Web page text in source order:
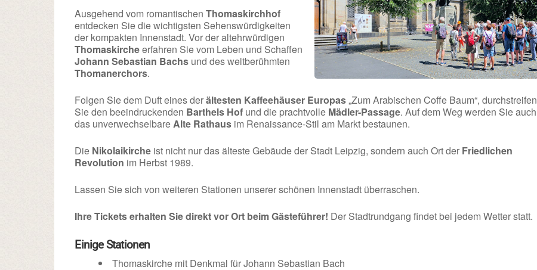
Ausgehend vom romantischenThomaskirchhof
entdecken Sie die wichtigsten Sehenswürdigkeiten
der kompakten Innenstadt. Vor der altehrwürdigen
Thomaskircheerfahren Sie vom Leben und Schaffen
Johann Sebastian Bachs und des weltberühmten
Thomanerchors.
Folgen Sie dem Duft eines derältesten Kaffeehäuser Europas„Zum Arabischen Coffe Baum“, durchstreifen
Sie den beeindruckenden Barthels Hof und die prachtvolle Mädler-Passage. Auf dem Weg werden Sie auch
das unverwechselbareAlte Rathaus im Renaissance-Stil am Markt bestaunen.
Die Nikolaikirche ist nicht nur das älteste Gebäude der Stadt Leipzig, sondern auch Ort der Friedlichen
Revolution im Herbst 1989.
Lassen Sie sich von weiteren Stationen unserer schönen Innenstadt überraschen.
Ihre Tickets erhalten Sie direkt vor Ort beim Gästeführer! Der Stadtrundgang findet bei jedem Wetter statt.
Einige Stationen
Thomaskirche mit Denkmal für Johann Sebastian Bach